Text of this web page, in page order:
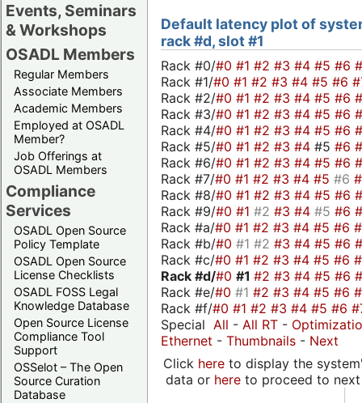
Events, Seminars
& Workshops
OSADL Members
Regular Members
Associate Members
Academic Members
Employed at OSADL
Member?
Job Offerings at
OSADL Members
Compliance
Services
OSADL Open Source
Policy Template
OSADL Open Source
License Checklists
OSADL FOSS Legal
Knowledge Database
Open Source License
Compliance Tool
Support
OSSelot – The Open
Source Curation
Database
Default latency plot of
rack #d, slot #1
Rack #0/#0 #1 #2 #3 #4 #5 #6
Rack #1/#0 #1 #2 #3 #4 #5 #6
Rack #2/#0 #1 #2 #3 #4 #5 #6
Rack #3/#0 #1 #2 #3 #4 #5 #6
Rack #4/#0 #1 #2 #3 #4 #5 #6
Rack #5/#0 #1 #2 #3 #4 #5 #6
Rack #6/#0 #1 #2 #3 #4 #5 #6
Rack #7/#0 #1 #2 #3 #4 #5 #6
Rack #8/#0 #1 #2 #3 #4 #5 #6
Rack #9/#0 #1 #2 #3 #4 #5 #6
Rack #a/#0 #1 #2 #3 #4 #5 #6
Rack #b/#0 #1 #2 #3 #4 #5 #6
Rack #c/#0 #1 #2 #3 #4 #5 #6
Rack #d/#0 #1 #2 #3 #4 #5 #6
Rack #e/#0 #1 #2 #3 #4 #5 #6
Rack #f/#0 #1 #2 #3 #4 #5 #6
Special All - All RT -
Ethernet - Thumbnails - Next
Click hereto display the
data or hereto proceed to next